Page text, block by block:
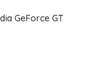
GeForce GT